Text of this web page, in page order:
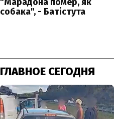
ГЛАВНОЕ СЕГОДНЯ